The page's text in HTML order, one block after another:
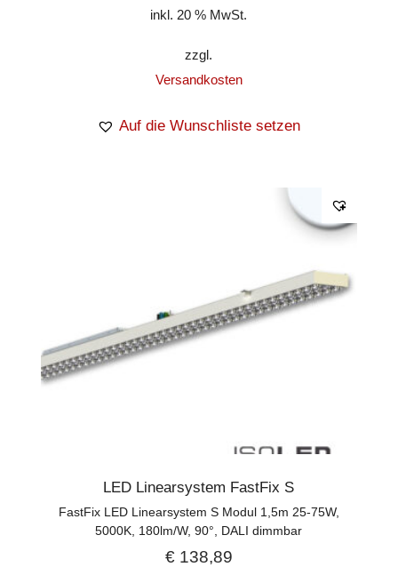
inkl. 20 % MwSt.
zzgl.
Versandkosten
Auf die Wunschliste setzen
LED Linearsystem FastFix S
FastFix LED Linearsystem S Modul 1,5m 25-75W,
5000K, 180lm/W, 90°, DALI dimmbar
€138,89